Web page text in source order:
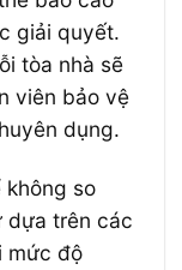
giải quyết.
tòa nhà sẽ
viên bảo vệ
dụng.
không so
dựa trên các
mức độ